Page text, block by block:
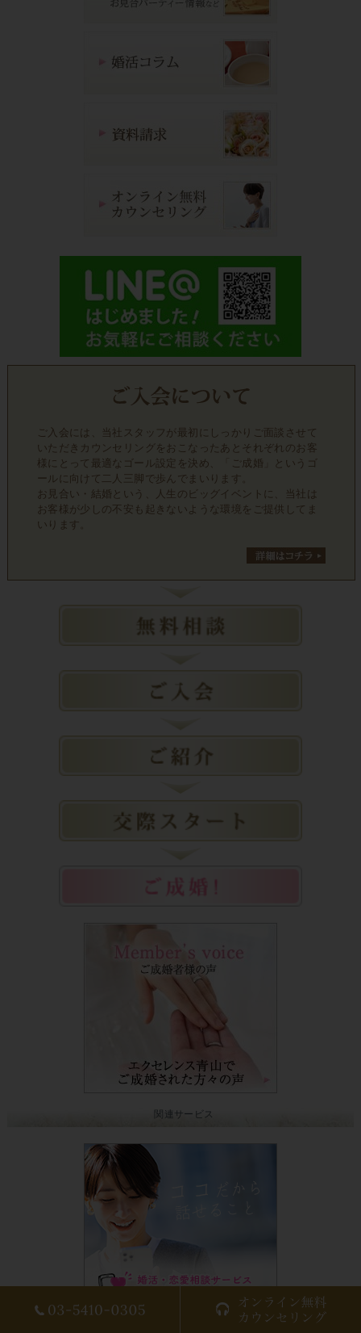
ご入会には、当社スタッフが最初にしっかりご面談させて
いただきカウンセリングをおこなったあとそれぞれのお客
様にとって最適なゴール設定を決め、「ご成婚」というゴ
ールに向けて二人三脚で歩んでまいります。
お見合い・結婚という、人生のビッグイベントに、当社は
お客様が少しの不安も起きないような環境をご提供してま
いります。
関連サービス